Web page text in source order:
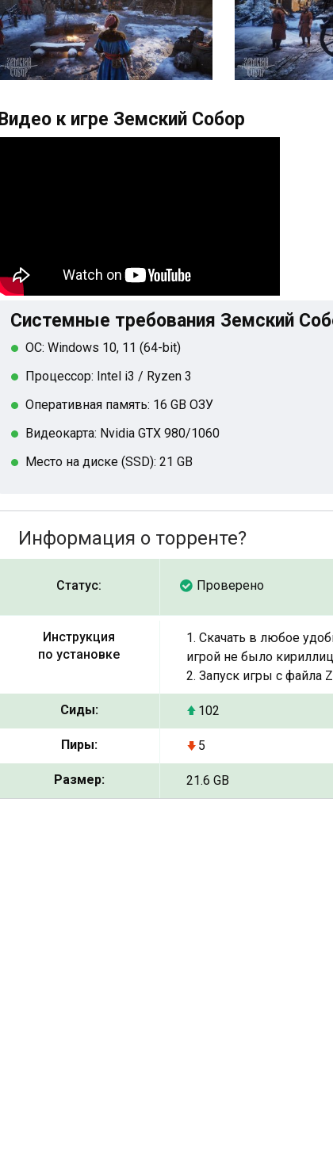
Видео к игре Земский Собор
Системные требования Земский
ОС: Windows 10, 11 (64-bit)
Процессор: Intel i3 / Ryzen 3
Оперативная память: 16 GB ОЗУ
Видеокарта: Nvidia GTX 980/1060
Место на диске (SSD): 21 GB
Информация о торренте?
Статус: Проверено
Инструкция
по установке
1. Скачать в любое
игрой не было
2. Запуск игры с файла
Сиды: 102
Пиры: 5
Размер: 21.6 GB